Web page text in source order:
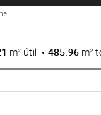
m² útil 485.96 m²